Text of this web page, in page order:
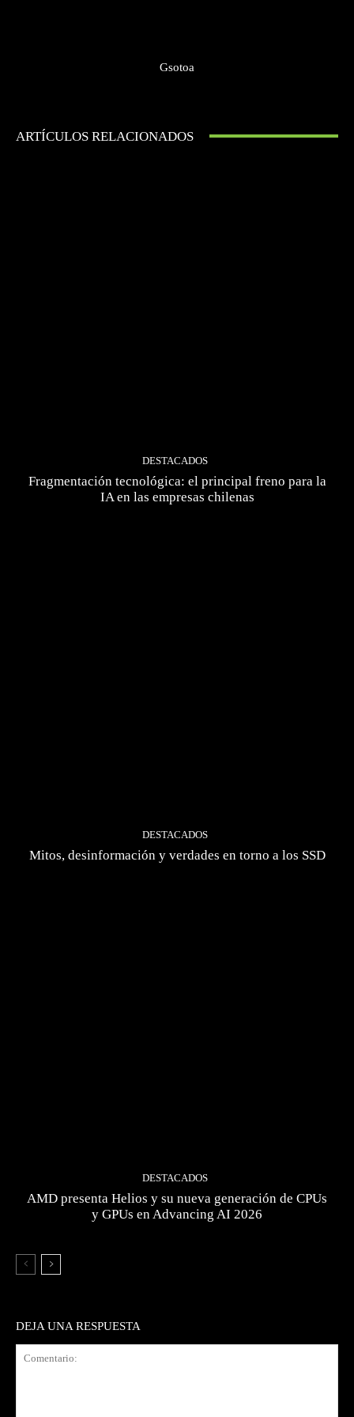
Gsotoa
ARTÍCULOS RELACIONADOS
DESTACADOS
Fragmentación tecnológica: el principal freno para la
IA en las empresas chilenas
DESTACADOS
Mitos, desinformación y verdades en torno a los SSD
DESTACADOS
AMD presenta Helios y su nueva generación de CPUs
y GPUs en Advancing AI 2026
DEJA UNA RESPUESTA